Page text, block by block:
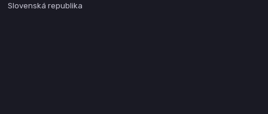
Slovenská republika